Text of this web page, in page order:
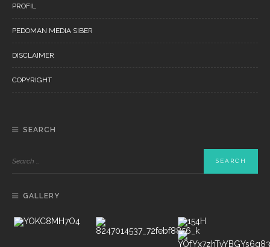
PROFIL
PEDOMAN MEDIA SIBER
DISCLAIMER
COPYRIGHT
SEARCH
GALLERY